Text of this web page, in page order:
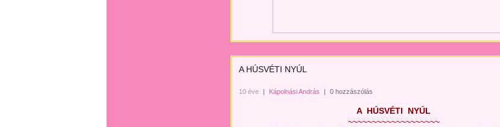
A HÚSVÉTI NYÚL
10 éve | Kápolnási András | 0 hozzászólás
A HÚSVÉTI NYÚL
~~~~~~~~~~~~~~~~~~~